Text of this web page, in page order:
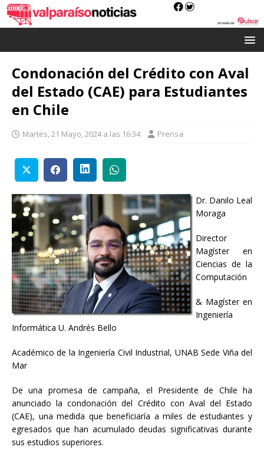
Condonación del Crédito con Aval
del Estado (CAE) para Estudiantes
en Chile
Martes, 21 Mayo, 2024 a las 16:34 Prensa
Dr. Danilo Leal
Moraga
Director
Magíster en
Ciencias de la
Computación
& Magíster en
Ingeniería
Informática U. Andrés Bello
Académico de la Ingeniería Civil Industrial, UNAB Sede Viña del
Mar
De una promesa de campaña, el Presidente de Chile ha
anunciado la condonación del Crédito con Aval del Estado
(CAE), una medida que beneficiaría a miles de estudiantes y
egresados que han acumulado deudas significativas durante
sus estudios superiores.